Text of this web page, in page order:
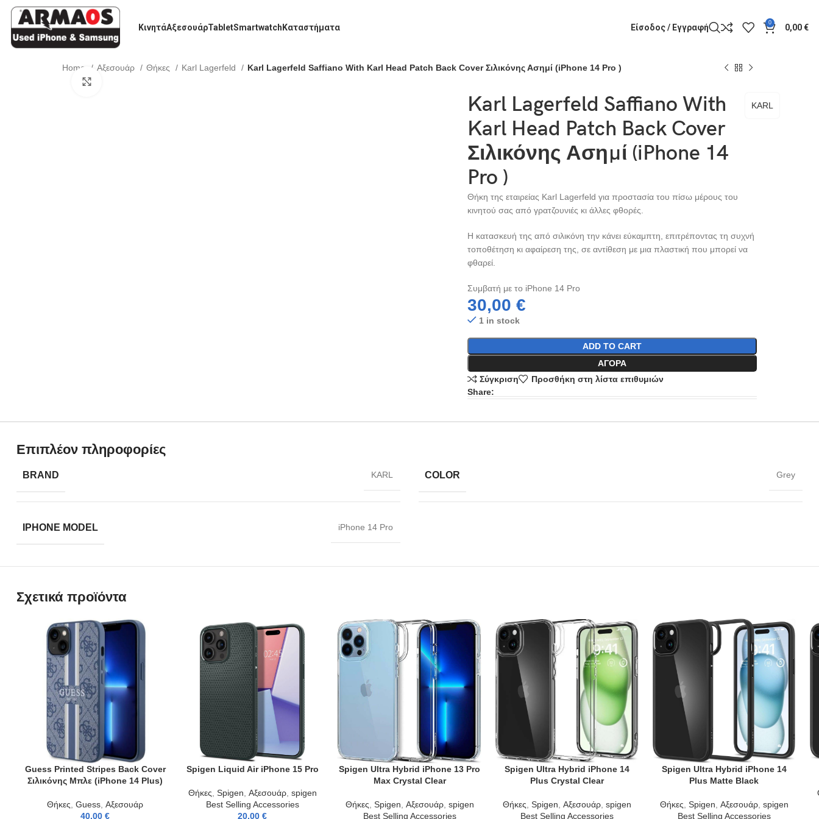
ΚινητάΑξεσουάρTabletSmartwatch Καταστήματα Είσοδος / Εγγραφή 0 0,00€
Home Αξεσουάρ Θήκες Karl Lagerfeld Karl Lagerfeld Saffiano With Karl Head Patch Back Cover Σιλικόνης Ασημί (iPhone 14 Pro )
Karl Lagerfeld Saffiano With
Karl Head Patch Back Cover
Σιλικόνης Ασημί (iPhone 14
Pro )
KARL
Θήκη της εταιρείας Karl Lagerfeld για προστασία του πίσω μέρους του
κινητού σας από γρατζουνιές κι άλλες φθορές.
Η κατασκευή της από σιλικόνη την κάνει εύκαμπτη, επιτρέποντας τη συχνή
τοποθέτηση κι αφαίρεση της, σε αντίθεση με μια πλαστική που μπορεί να
φθαρεί.
Συμβατή με το iPhone 14 Pro
30,00 €
1 in stock
ADD TO CART
ΑΓΟΡΆ
Σύγκριση
Προσθήκη στη λίστα επιθυμιών
Share:
Επιπλέον πληροφορίες
BRAND KARL COLOR Grey
IPHONE MODEL iPhone 14 Pro
Σχετικά προϊόντα
ADD TO CART
Guess Printed Stripes Back Cover
Σιλικόνης Μπλε (iPhone 14 Plus)
Θήκες Guess Αξεσουάρ
40,00 €
ADD TO CART
Spigen Liquid Air iPhone 15 Pro
Θήκες Spigen Αξεσουάρ, spigen
Best Selling Accessories
20,00 €
ADD TO CART
Spigen Ultra Hybrid iPhone 13 Pro
Max Crystal Clear
Θήκες Spigen Αξεσουάρ, spigen
Best Selling Accessories
ADD TO CART
Spigen Ultra Hybrid iPhone 14
Plus Crystal Clear
Θήκες Spigen Αξεσουάρ, spigen
Best Selling Accessories
ADD TO CART
Spigen Ultra Hybrid iPhone 14
Plus Matte Black
Θήκες Spigen Αξεσουάρ, spigen
Best Selling Accessories